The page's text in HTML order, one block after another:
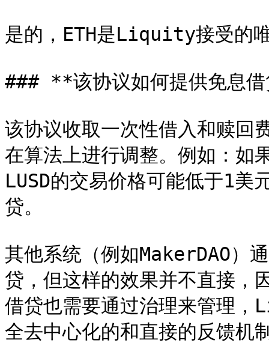
是的，ETH是Liquity接受的
### **该协议如何提供免息
该协议收取一次性借入和赎回
在算法上进行调整。例如：如
LUSD的交易价格可能低于1美
贷。
其他系统（例如MakerDAO）
贷，但这样的效果并不直接，
借贷也需要通过治理来管理
全去中心化的和直接的反馈机